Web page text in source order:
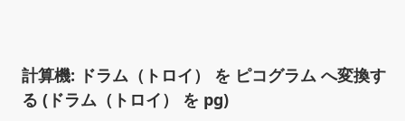
計算機: ドラム（トロイ） を ピコグラム へ変換す
る (ドラム（トロイ） を pg)